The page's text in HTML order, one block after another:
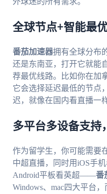
全球节点+智能最
番茄加速器拥有全球分布
还是东南亚，打开它就能
荐最优线路。比如你在加
它会选择延迟最低的节点
迟，就像在国内看直播一
多平台多设备支持
作为留学生，你可能需要
中超直播，同时用iOS手
Android平板看英超——番
Windows、mac四大平台